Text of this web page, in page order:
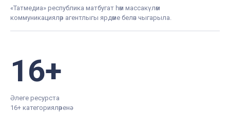
«Татмедиа» республика матбугат һәм массакүләм
коммуникацияләр агентлыгы ярдәме белән чыгарыла.
16+
Әлеге ресурста
16+ категорияләренә